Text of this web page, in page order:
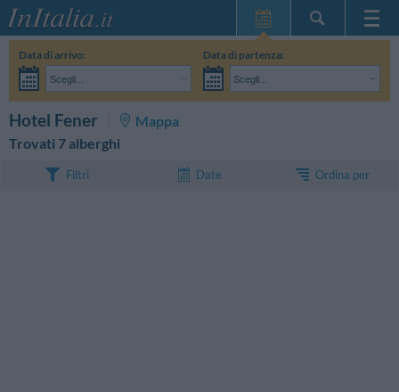
Home Page
Le mie Prenotazioni
InItalia Club
Data di arrivo:
Scegli...
Data di partenza:
Scegli...
Hotel Fener
Mappa
Trovati 7 alberghi
Filtri Date Ordina per